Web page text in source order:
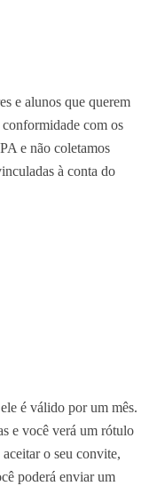
e alunos que querem
conformidade com os
e não coletamos
à conta do
é válido por um mês.
e você verá um rótulo
o seu convite,
poderá enviar um